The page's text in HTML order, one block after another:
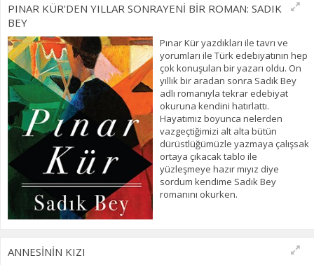
PINAR KÜR'DEN YILLAR SONRAYENİ BİR ROMAN: SADIK
BEY
Pınar Kür yazdıkları ile tavrı ve
yorumları ile Türk edebiyatının hep
çok konuşulan bir yazarı oldu. On
yıllık bir aradan sonra Sadık Bey
adlı romanıyla tekrar edebiyat
okuruna kendini hatırlattı.
Hayatımız boyunca nelerden
vazgeçtiğimizi alt alta bütün
dürüstlüğümüzle yazmaya çalışsak
ortaya çıkacak tablo ile
yüzleşmeye hazır mıyız diye
sordum kendime Sadık Bey
romanını okurken.
ANNESİNİN KIZI